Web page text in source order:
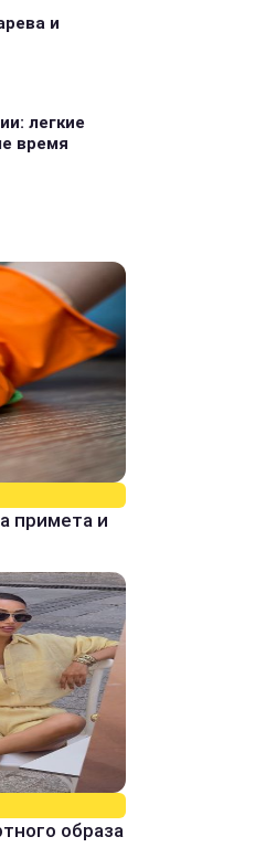
и
легкие
время
примета и
образа